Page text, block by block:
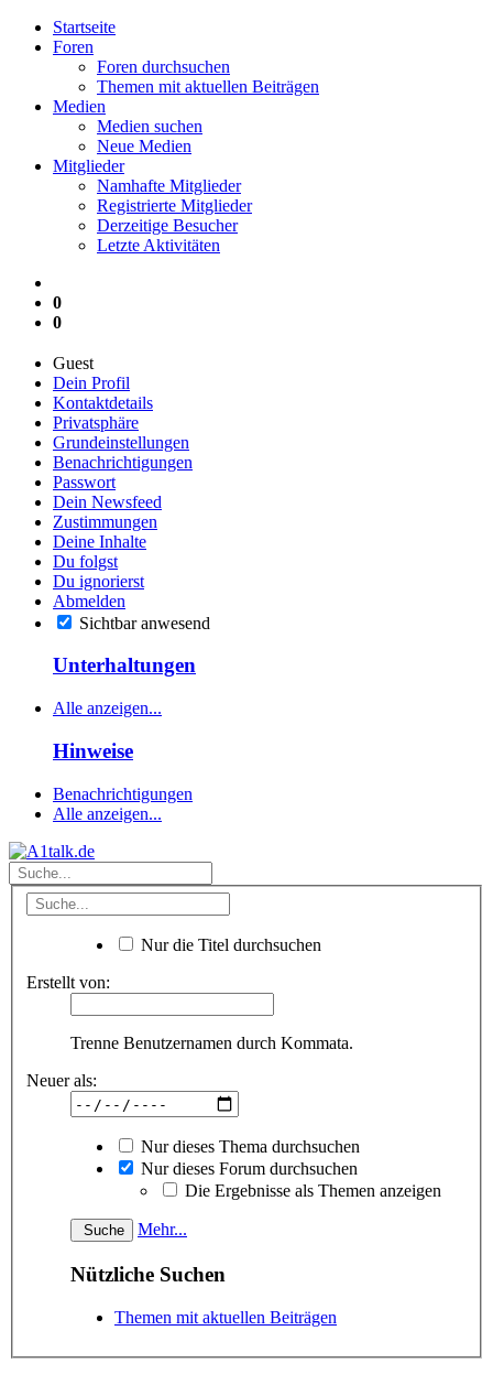
Startseite
Foren
Foren durchsuchen
Themen mit aktuellen Beiträgen
Medien
Medien suchen
Neue Medien
Mitglieder
Namhafte Mitglieder
Registrierte Mitglieder
Derzeitige Besucher
Letzte Aktivitäten
0
0
Guest
Dein Profil
Kontaktdetails
Privatsphäre
Grundeinstellungen
Benachrichtigungen
Passwort
Dein Newsfeed
Zustimmungen
Deine Inhalte
Du folgst
Du ignorierst
Abmelden
Sichtbar anwesend
Unterhaltungen
Alle anzeigen...
Hinweise
Benachrichtigungen
Alle anzeigen...
Nur die Titel durchsuchen
Erstellt von:
Trenne Benutzernamen durch Kommata.
Neuer als:
Nur dieses Thema durchsuchen
Nur dieses Forum durchsuchen
Die Ergebnisse als Themen anzeigen
Mehr...
Nützliche Suchen
Themen mit aktuellen Beiträgen